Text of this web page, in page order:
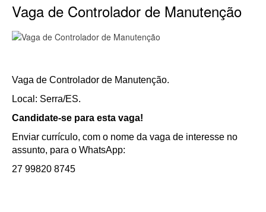
Vaga de Controlador de Manutenção
Vaga de Controlador de Manutenção.
Local: Serra/ES.
Candidate-se para esta vaga!
Enviar currículo, com o nome da vaga de interesse no
assunto, para o WhatsApp:
27 99820 8745